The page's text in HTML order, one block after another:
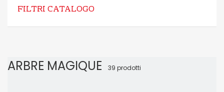
FILTRI CATALOGO
ARBRE MAGIQUE 39 prodotti